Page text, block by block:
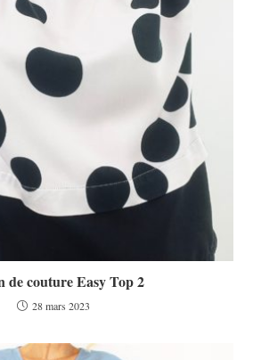
de couture Easy Top 2
28 mars 2023